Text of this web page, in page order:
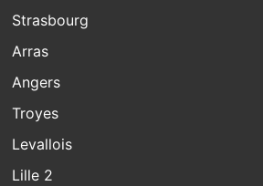
Strasbourg
Arras
Angers
Troyes
Levallois
Lille 2